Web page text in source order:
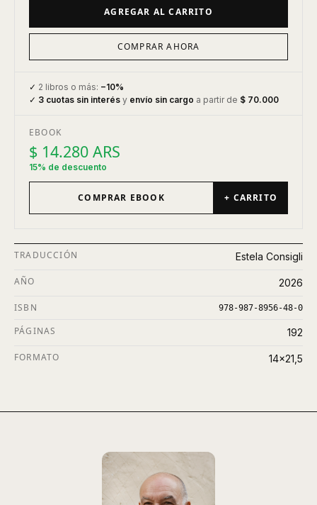
AGREGAR AL CARRITO
COMPRAR AHORA
✓ 2 libros o más: −10%
✓ 3 cuotas sin interés y envío sin cargo a partir de $ 70.000
EBOOK
$ 14.280 ARS
15% de descuento
COMPRAR EBOOK + CARRITO
TRADUCCIÓN Estela Consigli
AÑO 2026
ISBN 978-987-8956-48-0
PÁGINAS 192
FORMATO 14x21,5